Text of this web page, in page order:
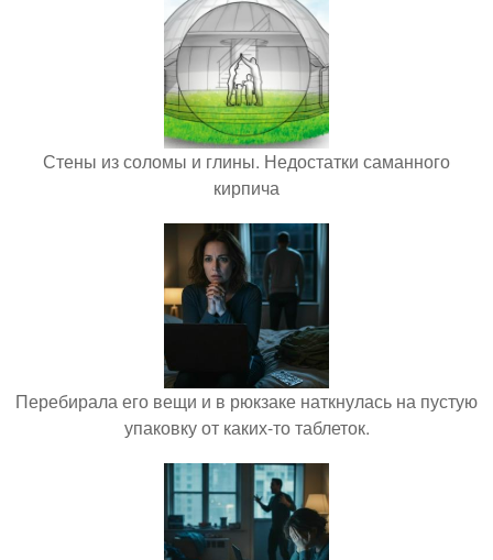
Стены из соломы и глины. Недостатки саманного
кирпича
Перебирала его вещи и в рюкзаке наткнулась на пустую
упаковку от каких-то таблеток.